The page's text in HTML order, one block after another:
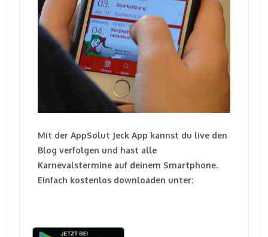
Mit der AppSolut Jeck App kannst du live den
Blog verfolgen und hast alle
Karnevalstermine auf deinem Smartphone.
Einfach kostenlos downloaden unter: